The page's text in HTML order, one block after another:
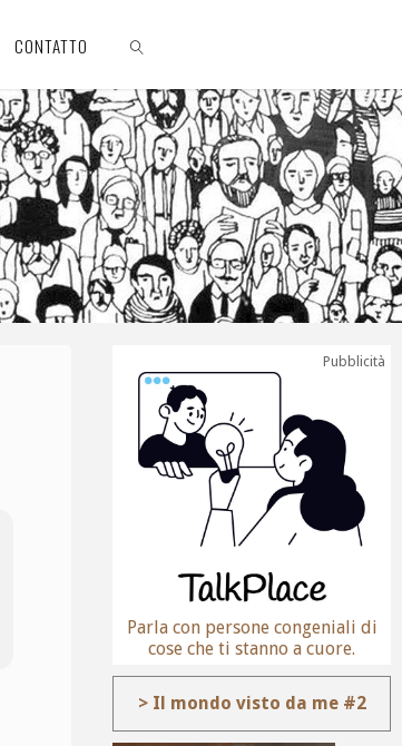
CONTATTO
CERCA
Pubblicità
Parla con persone congeniali di
cose che ti stanno a cuore.
> Il mondo visto da me #2